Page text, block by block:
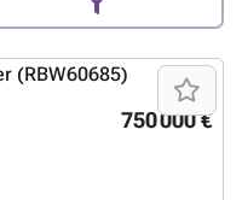
750 000 €